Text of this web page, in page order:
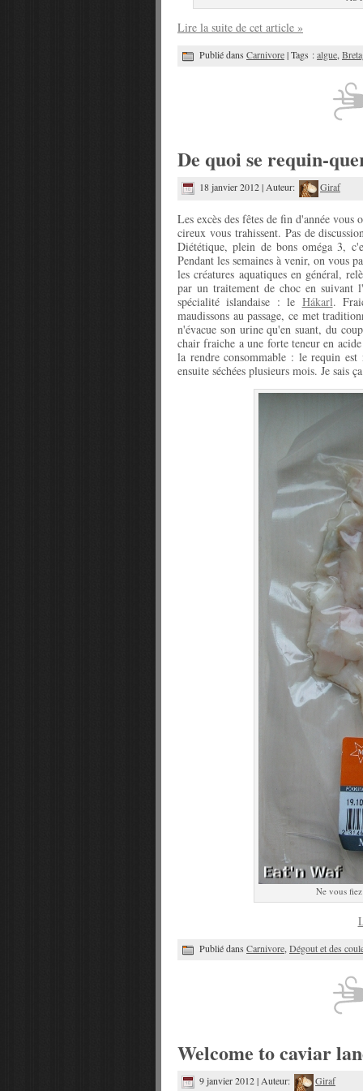
Lire la suite de cet article »
Publié dans Carnivore| Tags :algue
De quoi se requin-
18 janvier 2012 | Auteur: Giraf
Les excès des fêtes de fin d'année
cireux vous trahissent. Pas de
Diététique, plein de bons oméga 3,
Pendant les semaines à venir, on vous
les créatures aquatiques en général,
par un traitement de choc en
spécialité islandaise : le Hákarl.
maudissons au passage, ce met
n'évacue son urine qu'en suant, du
chair fraiche a une forte teneur en
la rendre consommable : le requin
ensuite séchées plusieurs mois. Je sais
Ne vous
Publié dans Carnivore Dégout et des
Welcome to caviar
9 janvier 2012 | Auteur: Giraf